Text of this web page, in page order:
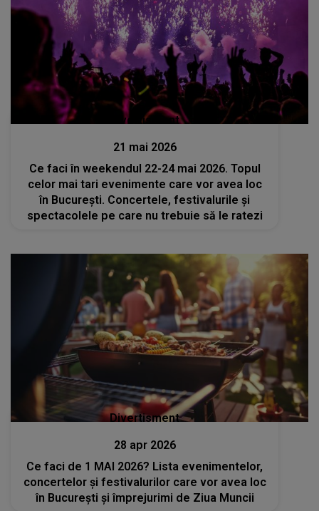
Divertisment
21 mai 2026
Ce faci în weekendul 22-24 mai 2026. Topul
celor mai tari evenimente care vor avea loc
în București. Concertele, festivalurile și
spectacolele pe care nu trebuie să le ratezi
Divertisment
28 apr 2026
Ce faci de 1 MAI 2026? Lista evenimentelor,
concertelor și festivalurilor care vor avea loc
în București și împrejurimi de Ziua Muncii